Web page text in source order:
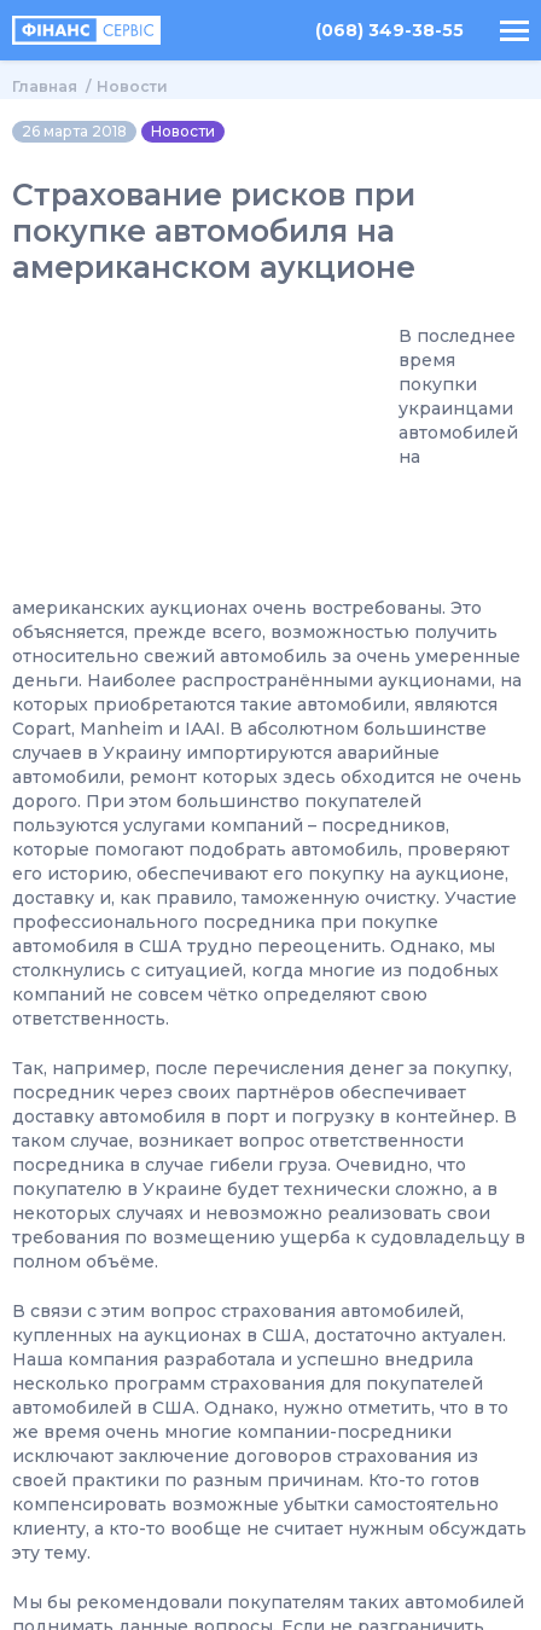
(068) 349-38-55
Главная Новости
26 марта 2018 Новости
Страхование рисков при
покупке автомобиля на
американском аукционе
В последнее
время
покупки
украинцами
автомобилей
на
американских аукционах очень востребованы. Это
объясняется, прежде всего, возможностью получить
относительно свежий автомобиль за очень умеренные
деньги. Наиболее распространёнными аукционами, на
которых приобретаются такие автомобили, являются
Copart, Manheim и IAAI. В абсолютном большинстве
случаев в Украину импортируются аварийные
автомобили, ремонт которых здесь обходится не очень
дорого. При этом большинство покупателей
пользуются услугами компаний – посредников,
которые помогают подобрать автомобиль, проверяют
его историю, обеспечивают его покупку на аукционе,
доставку и, как правило, таможенную очистку. Участие
профессионального посредника при покупке
автомобиля в США трудно переоценить. Однако, мы
столкнулись с ситуацией, когда многие из подобных
компаний не совсем чётко определяют свою
ответственность.
Так, например, после перечисления денег за покупку,
посредник через своих партнёров обеспечивает
доставку автомобиля в порт и погрузку в контейнер. В
таком случае, возникает вопрос ответственности
посредника в случае гибели груза. Очевидно, что
покупателю в Украине будет технически сложно, а в
некоторых случаях и невозможно реализовать свои
требования по возмещению ущерба к судовладельцу в
полном объёме.
В связи с этим вопрос страхования автомобилей,
купленных на аукционах в США, достаточно актуален.
Наша компания разработала и успешно внедрила
несколько программ страхования для покупателей
автомобилей в США. Однако, нужно отметить, что в то
же время очень многие компании-посредники
исключают заключение договоров страхования из
своей практики по разным причинам. Кто-то готов
компенсировать возможные убытки самостоятельно
клиенту, а кто-то вообще не считает нужным обсуждать
эту тему.
Мы бы рекомендовали покупателям таких автомобилей